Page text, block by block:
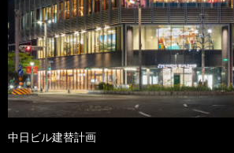
中日ビル建替計画